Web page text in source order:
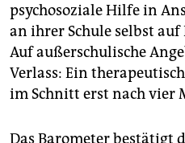
psychosoziale Hilfe in
an ihrer Schule selbst
Auf außerschulische
Verlass: Ein
im Schnitt erst nach vier
Das Barometer bestätigt